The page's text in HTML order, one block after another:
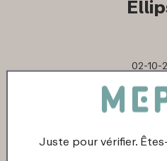
02-10-
Couleur:
"Schöne kleine
★★★
★★★
Juste pour vérifier.